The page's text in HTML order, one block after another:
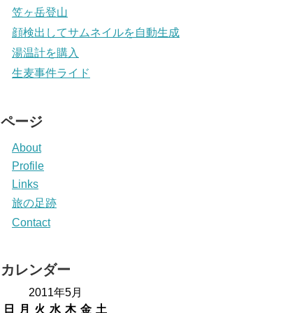
笠ヶ岳登山
顔検出してサムネイルを自動生成
湯温計を購入
生麦事件ライド
ページ
About
Profile
Links
旅の足跡
Contact
カレンダー
2011年5月
日
月 火 水 木 金 土